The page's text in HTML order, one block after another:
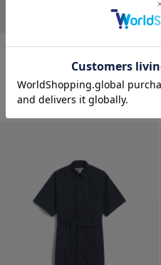
NEW CLOSET ワンピース
SOLD OUT